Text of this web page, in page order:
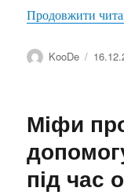
Продовжити
Автор
KooDe
Міфи
під час